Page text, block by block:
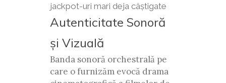
jackpot-uri mari deja câștigate
Autenticitate Sonoră
și Vizuală
Banda sonoră orchestrală pe
care o furnizăm evocă drama